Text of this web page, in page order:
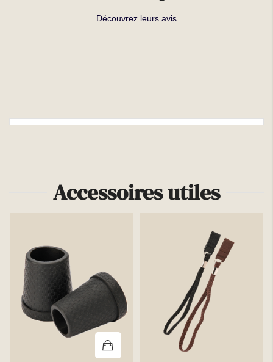
Découvrez leurs avis
Accessoires utiles